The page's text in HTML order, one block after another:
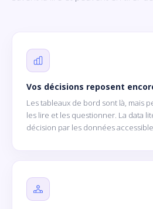
Vos décisions reposent
Les tableaux de bord sont là, mais
les lire et les questionner. La data
décision par les données